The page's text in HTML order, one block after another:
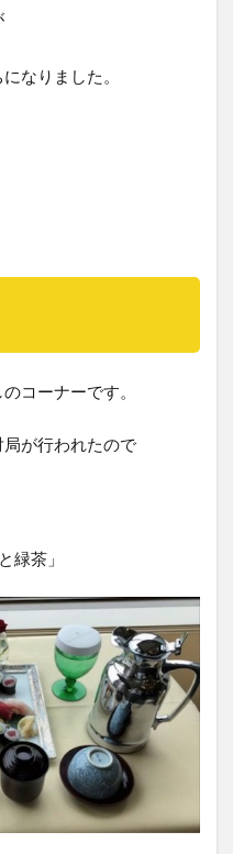
なりました。
コーナーです。
が行われたので
緑茶」